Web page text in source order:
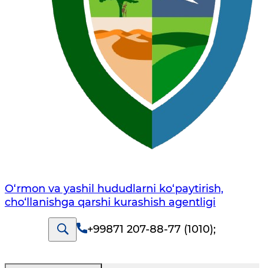
O‘rmon va yashil hududlarni ko‘paytirish,
cho‘llanishga qarshi kurashish agentligi
+99871 207-88-77 (1010);